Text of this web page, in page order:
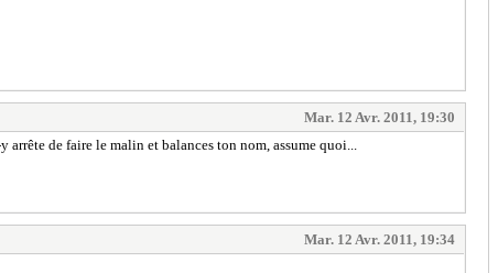
Mar. 12 Avr. 2011, 19:30
de faire le malin et balances ton nom, assume quoi...
Mar. 12 Avr. 2011, 19:34